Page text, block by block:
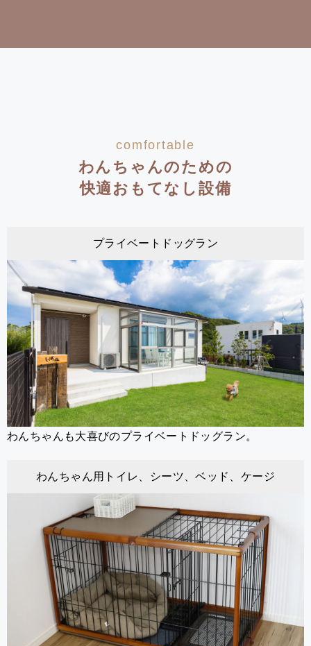
comfortable
わんちゃんのための
快適おもてなし設備
プライベートドッグラン
わんちゃんも大喜びのプライベートドッグラン。
わんちゃん用トイレ、シーツ、ベッド、ケージ